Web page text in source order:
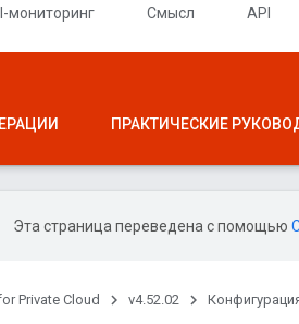
мониторинг Смысл API
ПРАКТИЧЕСКИЕ
Эта страница переведена с помощью
Private Cloud v4.52.02